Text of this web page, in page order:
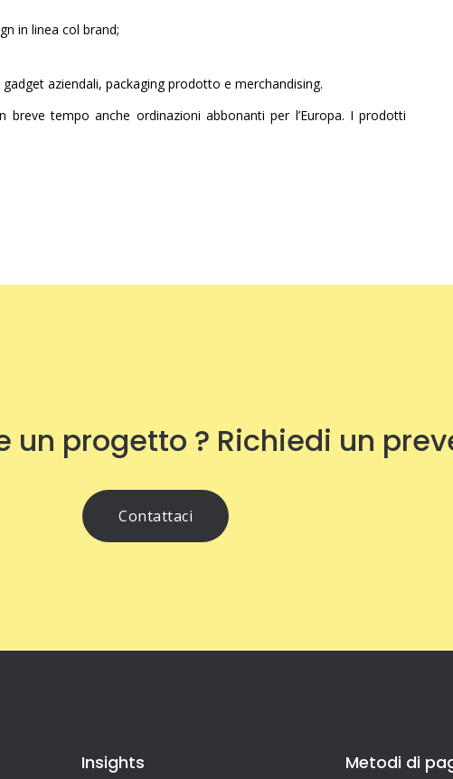
in linea col brand;
aziendali, packaging prodotto e merchandising.
tempo anche ordinazioni abbonanti per l’Europa. I prodotti
un progetto ? Richiedi un
Contattaci
Insights Metodi di